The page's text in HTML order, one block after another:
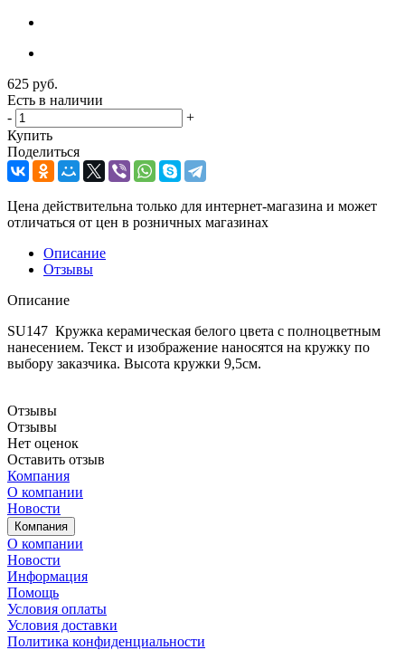
625 руб.
Есть в наличии
-
+
Купить
Поделиться
Цена действительна только для интернет-магазина и может
отличаться от цен в розничных магазинах
Описание
Отзывы
Описание
SU147 Кружка керамическая белого цвета с полноцветным
нанесением. Текст и изображение наносятся на кружку по
выбору заказчика. Высота кружки 9,5см.
Отзывы
Отзывы
Нет оценок
Оставить отзыв
Компания
О компании
Новости
Компания
О компании
Новости
Информация
Помощь
Условия оплаты
Условия доставки
Политика конфиденциальности